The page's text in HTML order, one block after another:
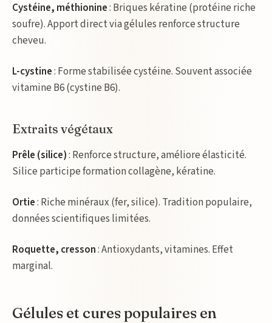
Cystéine, méthionine: Briques kératine (protéine riche
soufre). Apport direct via gélules renforce structure
cheveu.
L-cystine: Forme stabilisée cystéine. Souvent associée
vitamine B6 (cystine B6).
Extraits végétaux
Prêle (silice): Renforce structure, améliore élasticité.
Silice participe formation collagène, kératine.
Ortie: Riche minéraux (fer, silice). Tradition populaire,
données scientifiques limitées.
Roquette, cresson: Antioxydants, vitamines. Effet
marginal.
Gélules et cures populaires en